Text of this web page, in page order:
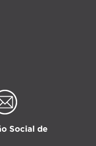
Social de